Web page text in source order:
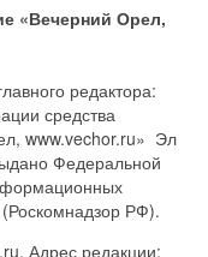
«Вечерний Орел,
редактора:
средства
www.vechor.ru» Эл
Федеральной
РФ).
Адрес редакции: